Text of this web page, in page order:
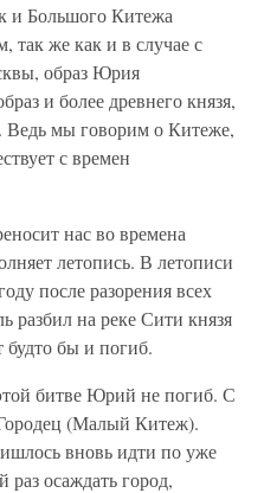
и Большого Китежа
же как и в случае с
образ Юрия
и более древнего князя,
Ведь мы говорим о Китеже,
с времен
нас во времена
летопись. В летописи
после разорения всех
разбил на реке Сити князя
бы и погиб.
битве Юрий не погиб. С
(Малый Китеж).
вновь идти по уже
раз осаждать город,